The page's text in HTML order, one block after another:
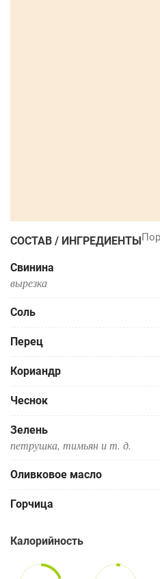
СОСТАВ / ИНГРЕДИЕНТЫ
Свинина
вырезка
Соль
Перец
Кориандр
Чеснок
Зелень
петрушка, тимьян и т. д.
Оливковое масло
Горчица
Калорийность